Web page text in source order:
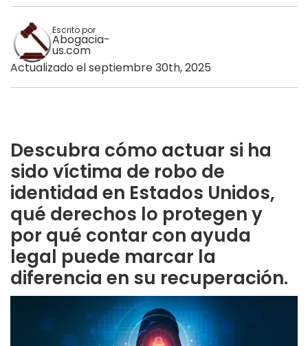
Escrito por
Abogacia-
us.com
Actualizado el septiembre 30th, 2025
Descubra cómo actuar si ha
sido víctima de robo de
identidad en Estados Unidos,
qué derechos lo protegen y
por qué contar con ayuda
legal puede marcar la
diferencia en su recuperación.